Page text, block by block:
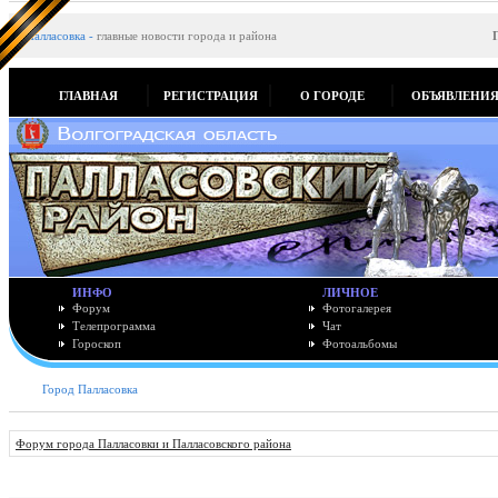
Палласовка - главные новости города и района
ГЛАВНАЯ РЕГИСТРАЦИЯ О ГОРОДЕ ОБЪЯВЛЕНИЯ
ИНФО
Форум
Телепрограмма
Гороскоп
ЛИЧНОЕ
Фотогалерея
Чат
Фотоальбомы
Город Палласовка
Форум города Палласовки и Палласовского района